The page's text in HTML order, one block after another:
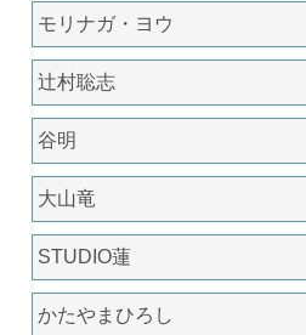
モリナガ・ヨウ
辻村聡志
谷明
大山竜
STUDIO蓮
かたやまひろし